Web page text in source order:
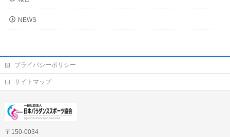
NEWS
プライバシーポリシー
サイトマップ
〒150-0034